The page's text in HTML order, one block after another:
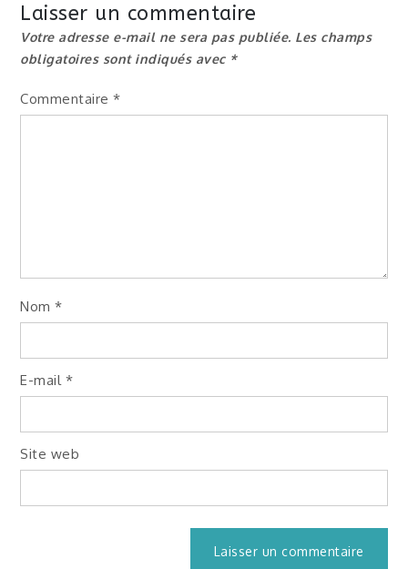
l’article
Laisser un commentaire
Votre adresse e-mail ne sera pas publiée. Les champs
obligatoires sont indiqués avec *
Commentaire*
Nom*
E-mail *
Site web